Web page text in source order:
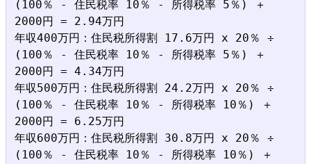
(100％ - 住民税率 10％ - 所得税率 5％) ＋
2000円 = 2.94万円
年収400万円：住民税所得割 17.6万円 x 20％ ÷
(100％ - 住民税率 10％ - 所得税率 5％) ＋
2000円 = 4.34万円
年収500万円：住民税所得割 24.2万円 x 20％ ÷
(100％ - 住民税率 10％ - 所得税率 10％) ＋
2000円 = 6.25万円
年収600万円：住民税所得割 30.8万円 x 20％ ÷
(100％ - 住民税率 10％ - 所得税率 10％) ＋